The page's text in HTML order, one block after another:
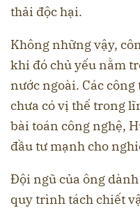
thải độc hại.
Không những vậy,
khi đó chủ yếu nằm
nước ngoài. Các
chưa có vị thế trong
bài toán công nghệ,
đầu tư mạnh cho
Đội ngũ của ông
quy trình tách chiết